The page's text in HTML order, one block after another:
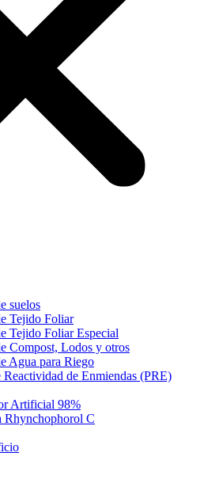
suelos
Tejido Foliar
Tejido Foliar Especial
Compost, Lodos y otros
Agua para Riego
Reactividad de Enmiendas (PRE)
Artificial 98%
Rhynchophorol C